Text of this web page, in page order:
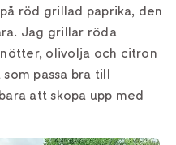
röd grillad paprika, den
Jag grillar röda
olivolja och citron
passa bra till
att skopa upp med